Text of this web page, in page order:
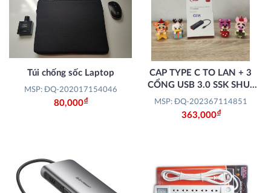
Túi chống sốc Laptop
MSP: ĐQ-202017154046
80,000Đ
CAP TYPE C TO LAN + 3
CỔNG USB 3.0 SSK SHU-
C535
MSP: ĐQ-202367114851
363,000Đ